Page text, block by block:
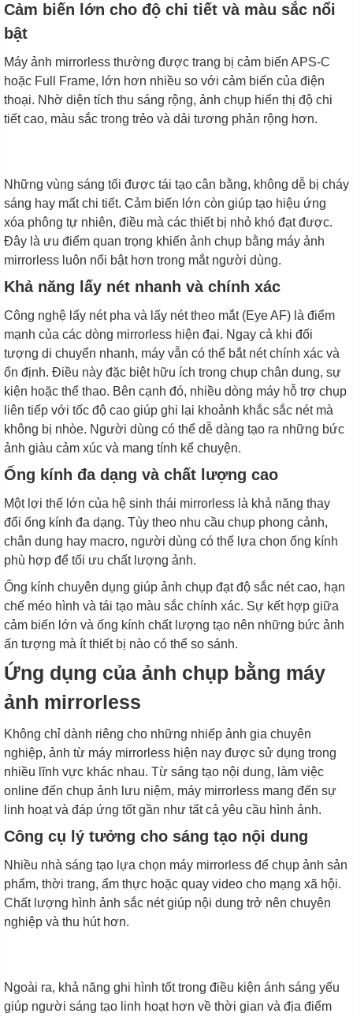
Cảm biến lớn cho độ chi tiết và màu sắc nổi
bật
Máy ảnh mirrorless thường được trang bị cảm biến APS-C
hoặc Full Frame, lớn hơn nhiều so với cảm biến của điện
thoại. Nhờ diện tích thu sáng rộng, ảnh chụp hiển thị độ chi
tiết cao, màu sắc trong trẻo và dải tương phản rộng hơn.
Những vùng sáng tối được tái tạo cân bằng, không dễ bị cháy
sáng hay mất chi tiết. Cảm biến lớn còn giúp tạo hiệu ứng
xóa phông tự nhiên, điều mà các thiết bị nhỏ khó đạt được.
Đây là ưu điểm quan trọng khiến ảnh chụp bằng máy ảnh
mirrorless luôn nổi bật hơn trong mắt người dùng.
Khả năng lấy nét nhanh và chính xác
Công nghệ lấy nét pha và lấy nét theo mắt (Eye AF) là điểm
mạnh của các dòng mirrorless hiện đại. Ngay cả khi đối
tượng di chuyển nhanh, máy vẫn có thể bắt nét chính xác và
ổn định. Điều này đặc biệt hữu ích trong chụp chân dung, sự
kiện hoặc thể thao. Bên cạnh đó, nhiều dòng máy hỗ trợ chụp
liên tiếp với tốc độ cao giúp ghi lại khoảnh khắc sắc nét mà
không bị nhòe. Người dùng có thể dễ dàng tạo ra những bức
ảnh giàu cảm xúc và mang tính kể chuyện.
Ống kính đa dạng và chất lượng cao
Một lợi thế lớn của hệ sinh thái mirrorless là khả năng thay
đổi ống kính đa dạng. Tùy theo nhu cầu chụp phong cảnh,
chân dung hay macro, người dùng có thể lựa chọn ống kính
phù hợp để tối ưu chất lượng ảnh.
Ống kính chuyên dụng giúp ảnh chụp đạt độ sắc nét cao, hạn
chế méo hình và tái tạo màu sắc chính xác. Sự kết hợp giữa
cảm biến lớn và ống kính chất lượng tạo nên những bức ảnh
ấn tượng mà ít thiết bị nào có thể so sánh.
Ứng dụng của ảnh chụp bằng máy
ảnh mirrorless
Không chỉ dành riêng cho những nhiếp ảnh gia chuyên
nghiệp, ảnh từ máy mirrorless hiện nay được sử dụng trong
nhiều lĩnh vực khác nhau. Từ sáng tạo nội dung, làm việc
online đến chụp ảnh lưu niệm, máy mirrorless mang đến sự
linh hoạt và đáp ứng tốt gần như tất cả yêu cầu hình ảnh.
Công cụ lý tưởng cho sáng tạo nội dung
Nhiều nhà sáng tạo lựa chọn máy mirrorless để chụp ảnh sản
phẩm, thời trang, ẩm thực hoặc quay video cho mạng xã hội.
Chất lượng hình ảnh sắc nét giúp nội dung trở nên chuyên
nghiệp và thu hút hơn.
Ngoài ra, khả năng ghi hình tốt trong điều kiện ánh sáng yếu
giúp người sáng tạo linh hoạt hơn về thời gian và địa điểm